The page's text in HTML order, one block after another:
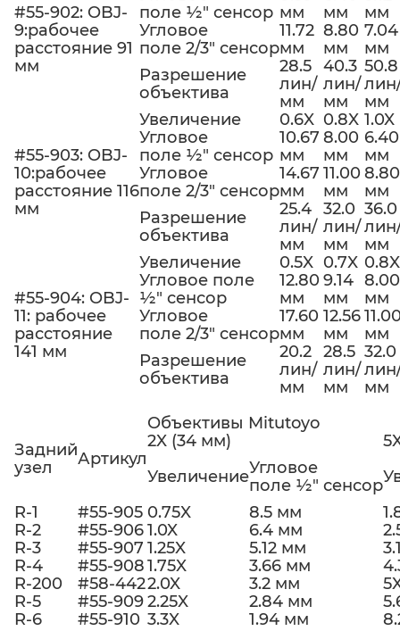
#55-902: OBJ-
9:рабочее
расстояние 91
мм
поле ½" сенсор мм
мм
мм
Угловое
поле 2/3" сенсор
11.72
мм
8.80
мм
7.04
мм
Разрешение
объектива
28.5
лин/
мм
40.3
лин/
мм
50.8
мм
#55-903: OBJ-
10:рабочее
расстояние 116
мм
Увеличение 0.6X 0.8X 1.0X
Угловое
поле ½" сенсор
10.67
мм
8.00
мм
6.40
мм
Угловое
поле 2/3" сенсор
14.67
мм
11.00
мм
8.80
мм
Разрешение
объектива
25.4
лин/
мм
32.0
лин/
мм
36.0
мм
#55-904: OBJ-
11: рабочее
расстояние
141 мм
Увеличение 0.5X 0.7X 0.8X
Угловое поле
½" сенсор
12.80
мм
9.14
мм
8.00
мм
Угловое
поле 2/3" сенсор
17.60
мм
12.56
мм
мм
Разрешение
объектива
20.2
лин/
мм
28.5
лин/
мм
32.0
мм
Задний
узел
Артикул
Объективы Mitutoyo
2X (34 мм)
УвеличениеУгловое
поле ½" сенсор
R-1
#55-905 0.75X 8.5 мм
R-2
#55-9061.0X 6.4 мм
R-3
#55-907 1.25X 5.12 мм
R-4
#55-9081.75X 3.66 мм
R-200
#58-4422.0X 3.2 мм
R-5
#55-9092.25X 2.84 мм
R-6
#55-910 3.3X 1.94 мм